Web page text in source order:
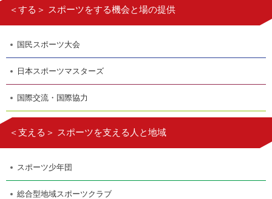
＜する＞ スポーツをする機会と場の提供
国民スポーツ大会
日本スポーツマスターズ
国際交流・国際協力
＜支える＞ スポーツを支える人と地域
スポーツ少年団
総合型地域スポーツクラブ